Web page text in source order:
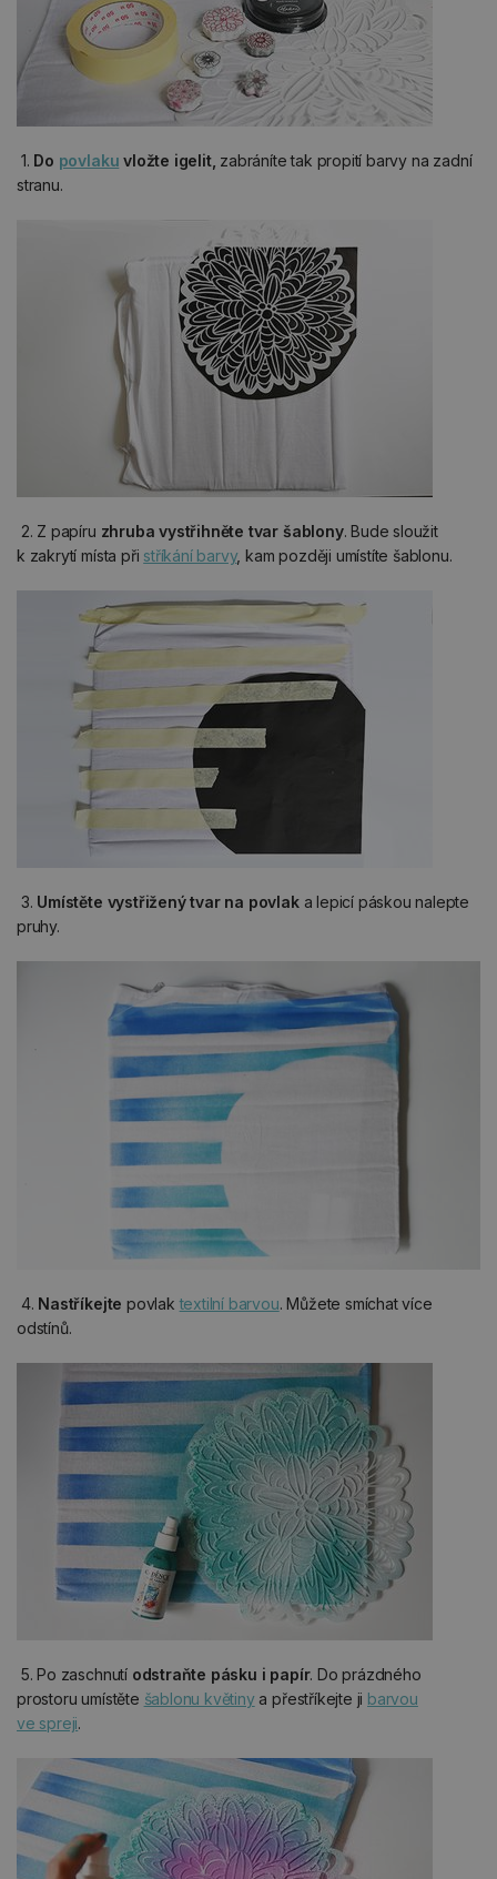
1. Do povlaku vložte igelit, zabráníte tak propití barvy na zadní
stranu.
2. Z papíru zhruba vystřihněte tvar šablony. Bude sloužit
k zakrytí místa při stříkání barvy, kam později umístíte šablonu.
3. Umístěte vystřižený tvar na povlaka lepicí páskou nalepte
pruhy.
4. Nastříkejte povlaktextilní barvou. Můžete smíchat více
odstínů.
5. Po zaschnutí odstraňte pásku i papír. Do prázdného
prostoru umístěte šablonu květinya přestříkejte ji barvou
ve spreji.